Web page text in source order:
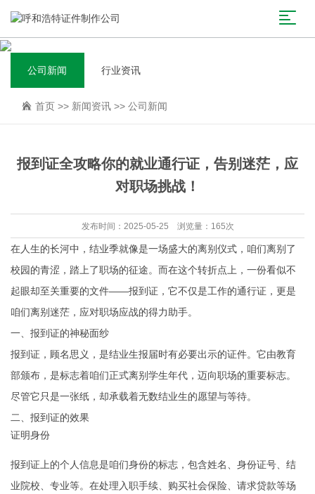
公司新闻 行业资讯
首页 >> 新闻资讯 >> 公司新闻
报到证全攻略你的就业通行证，告别迷茫，应
对职场挑战！
发布时间：2025-05-25 浏览量：165次
在人生的长河中，结业季就像是一场盛大的离别仪式，咱们离别了
校园的青涩，踏上了职场的征途。而在这个转折点上，一份看似不
起眼却至关重要的文件——报到证，它不仅是工作的通行证，更是
咱们离别迷茫，应对职场应战的得力助手。
一、报到证的神秘面纱
报到证，顾名思义，是结业生报届时有必要出示的证件。它由教育
部颁布，是标志着咱们正式离别学生年代，迈向职场的重要标志。
尽管它只是一张纸，却承载着无数结业生的愿望与等待。
二、报到证的效果
证明身份
报到证上的个人信息是咱们身份的标志，包含姓名、身份证号、结
业院校、专业等。在处理入职手续、购买社会保险、请求贷款等场